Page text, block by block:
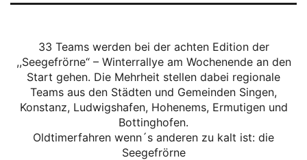
33 Teams werden bei der achten Edition der
,,Seegefrörne“ – Winterrallye am Wochenende an den
Start gehen. Die Mehrheit stellen dabei regionale
Teams aus den Städten und Gemeinden Singen,
Konstanz, Ludwigshafen, Hohenems, Ermutigen und
Bottinghofen.
Oldtimerfahren wenn´s anderen zu kalt ist: die
Seegefrörne